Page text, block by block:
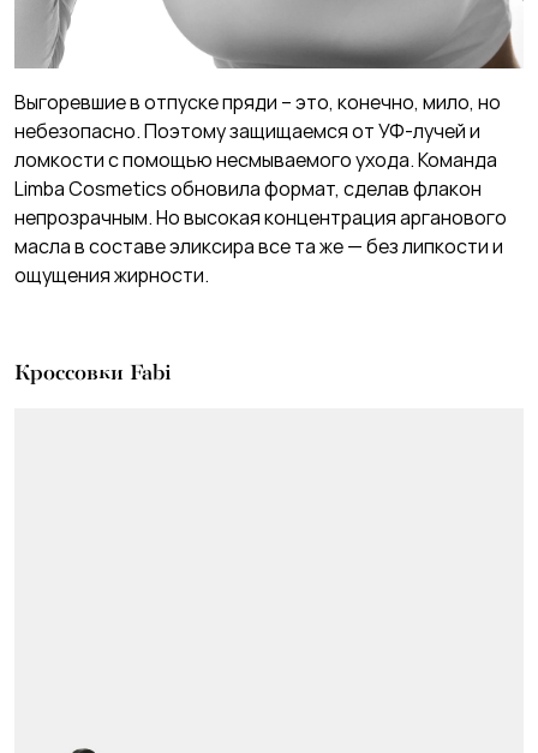
Выгоревшие в отпуске пряди – это, конечно, мило, но
небезопасно. Поэтому защищаемся от УФ-лучей и
ломкости с помощью несмываемого ухода. Команда
Limba Cosmetics обновила формат, сделав флакон
непрозрачным. Но высокая концентрация арганового
масла в составе эликсира все та же — без липкости и
ощущения жирности.
Кроссовки Fabi